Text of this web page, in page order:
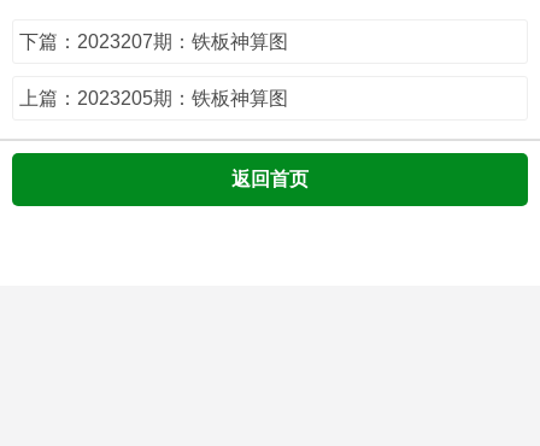
下篇：2023207期：铁板神算图
上篇：2023205期：铁板神算图
返回首页